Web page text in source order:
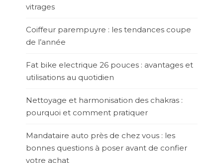
vitrages
Coiffeur parempuyre : les tendances coupe
de l’année
Fat bike electrique 26 pouces : avantages et
utilisations au quotidien
Nettoyage et harmonisation des chakras :
pourquoi et comment pratiquer
Mandataire auto près de chez vous : les
bonnes questions à poser avant de confier
votre achat